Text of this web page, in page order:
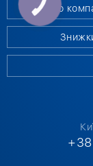
Про
КНОПКА
СВЯЗИ